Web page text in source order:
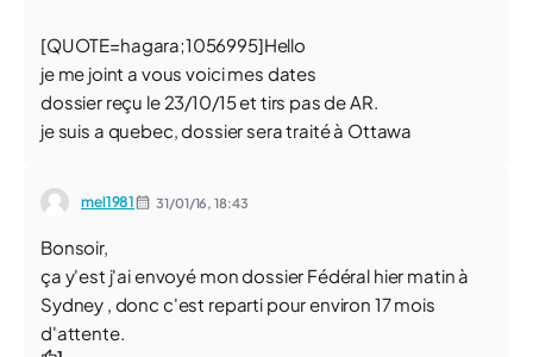
[QUOTE=hagara;1056995]Hello
je me joint a vous voici mes dates
dossier reçu le 23/10/15 et tirs pas de AR.
je suis a quebec, dossier sera traité à Ottawa
mel1981 31/01/16,18:43
Bonsoir,
ça y'est j'ai envoyé mon dossier Fédéral hier matin à
Sydney , donc c'est reparti pour environ 17 mois
d'attente.